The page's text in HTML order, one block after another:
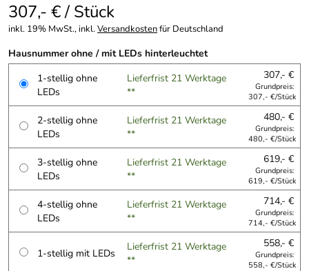
307,- € / Stück
inkl. 19% MwSt., inkl.Versandkostenfür Deutschland
Hausnummer ohne / mit LEDs hinterleuchtet
1-stellig ohne
LEDs
Lieferfrist 21 Werktage
**
307,- €
Grundpreis:
307,- €/Stück
2-stellig ohne
LEDs
Lieferfrist 21 Werktage
**
480,- €
Grundpreis:
480,- €/Stück
3-stellig ohne
LEDs
Lieferfrist 21 Werktage
**
619,- €
Grundpreis:
619,- €/Stück
4-stellig ohne
LEDs
Lieferfrist 21 Werktage
**
714,- €
Grundpreis:
714,- €/Stück
1-stellig mit LEDs
Lieferfrist 21 Werktage
**
558,- €
Grundpreis:
558,- €/Stück